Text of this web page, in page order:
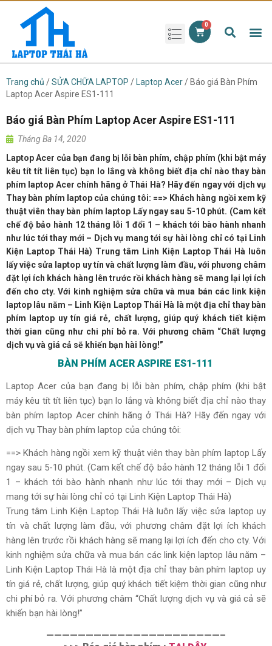
Trang chủ /SỬA CHỮA LAPTOP / Laptop Acer/ Báo giá Bàn Phím
Laptop Acer Aspire ES1-111
Báo giá Bàn Phím Laptop Acer Aspire ES1-111
Tháng Ba 14, 2020
Laptop Acer của bạn đang bị lỗi bàn phím, chập phím (khi bật máy
kêu tít tít liên tục) bạn lo lắng và không biết địa chỉ nào thay bàn
phím laptop Acer chính hãng ở Thái Hà? Hãy đến ngay với dịch vụ
Thay bàn phím laptop của chúng tôi: ==> Khách hàng ngồi xem kỹ
thuật viên thay bàn phím laptop Lấy ngay sau 5-10 phút. (Cam kết
chế độ bảo hành 12 tháng lỗi 1 đổi 1 – khách tới bào hành nhanh
như lúc tới thay mới – Dịch vụ mang tới sự hài lòng chỉ có tại Linh
Kiện Laptop Thái Hà) Trung tâm Linh Kiện Laptop Thái Hà luôn
lấy việc sửa laptop uy tín và chất lượng làm đầu, với phương châm
đặt lợi ích khách hàng lên trước rồi khách hàng sẽ mang lại lợi ích
đến cho cty. Với kinh nghiệm sửa chữa và mua bán các link kiện
laptop lâu năm – Linh Kiện Laptop Thái Hà là một địa chỉ thay bàn
phím laptop uy tín giá rẻ, chất lượng, giúp quý khách tiết kiệm
thời gian cũng như chi phí bỏ ra. Với phương châm “Chất lượng
dịch vụ và giá cả sẽ khiến bạn hài lòng!”
BÀN PHÍM ACER ASPIRE ​ES1-111
Laptop Acer của bạn đang bị lỗi bàn phím, chập phím (khi bật
máy kêu tít tít liên tục) bạn lo lắng và không biết địa chỉ nào thay
bàn phím laptop Acer chính hãng ở Thái Hà? Hãy đến ngay với
dịch vụ Thay bàn phím laptop của chúng tôi:
==> Khách hàng ngồi xem kỹ thuật viên thay bàn phím laptop Lấy
ngay sau 5-10 phút. (Cam kết chế độ bảo hành 12 tháng lỗi 1 đổi
1 – khách tới bào hành nhanh như lúc tới thay mới – Dịch vụ
mang tới sự hài lòng chỉ có tại Linh Kiện Laptop Thái Hà)
Trung tâm Linh Kiện Laptop Thái Hà luôn lấy việc sửa laptop uy
tín và chất lượng làm đầu, với phương châm đặt lợi ích khách
hàng lên trước rồi khách hàng sẽ mang lại lợi ích đến cho cty. Với
kinh nghiệm sửa chữa và mua bán các link kiện laptop lâu năm –
Linh Kiện Laptop Thái Hà là một địa chỉ thay bàn phím laptop uy
tín giá rẻ, chất lượng, giúp quý khách tiết kiệm thời gian cũng như
chi phí bỏ ra. Với phương châm “Chất lượng dịch vụ và giá cả sẽ
khiến bạn hài lòng!”
——————————————————————–